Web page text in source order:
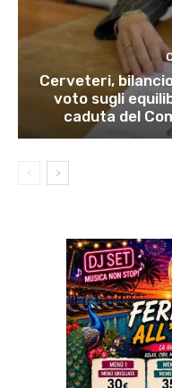
Cerveteri,
voto sugli
caduta del